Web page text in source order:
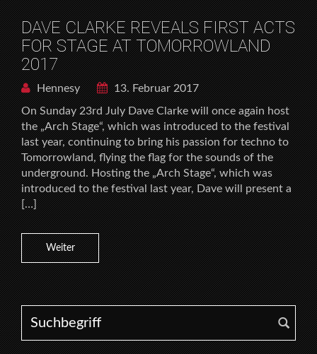
DAVE CLARKE REVEALS FIRST ACTS
FOR STAGE AT TOMORROWLAND
2017
Hennesy
13. Februar 2017
On Sunday 23rd July Dave Clarke will once again host
the „Arch Stage“, which was introduced to the festival
last year, continuing to bring his passion for techno to
Tomorrowland, flying the flag for the sounds of the
underground. Hosting the „Arch Stage“, which was
introduced to the festival last year, Dave will present a
[…]
Weiter
Search for: